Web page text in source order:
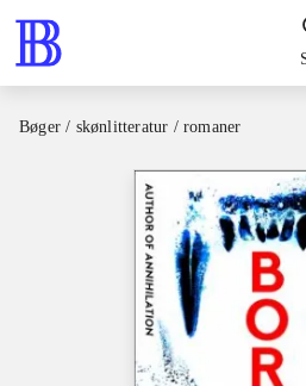
Bøger / skønlitteratur / romaner